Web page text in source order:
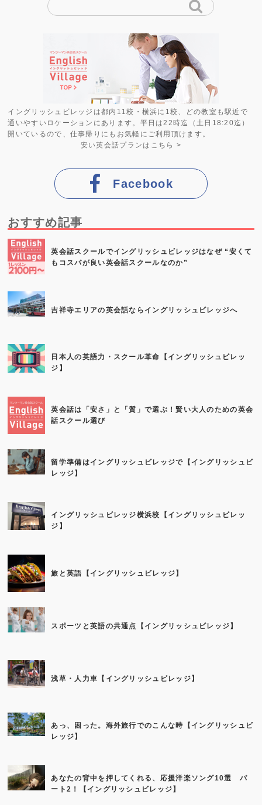
イングリッシュビレッジは都内11校・横浜に1校、どの教室も駅近で
通いやすいロケーションにあります。平日は22時迄（土日18:20迄）
開いているので、仕事帰りにもお気軽にご利用頂けます。
安い英会話プラン はこちら >
Facebook
おすすめ記事
英会話スクールでイングリッシュビレッジはなぜ “安くて
もコスパが良い英会話スクールなのか”
吉祥寺エリアの英会話ならイングリッシュビレッジへ
日本人の英語力・スクール革命【イングリッシュビレッ
ジ】
英会話は「安さ」と「質」で選ぶ！賢い大人のための英会
話スクール選び
留学準備はイングリッシュビレッジで【イングリッシュビ
レッジ】
イングリッシュビレッジ横浜校【イングリッシュビレッ
ジ】
旅と英語【イングリッシュビレッジ】
スポーツと英語の共通点【イングリッシュビレッジ】
浅草・人力車【イングリッシュビレッジ】
あっ、困った。海外旅行でのこんな時【イングリッシュビ
レッジ】
あなたの背中を押してくれる、応援洋楽ソング10選 パ
ート2！【イングリッシュビレッジ】